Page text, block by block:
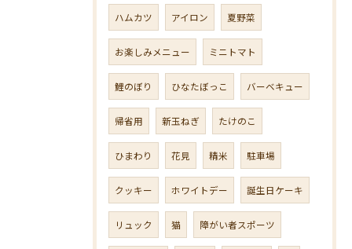
ハムカツ アイロン 夏野菜
お楽しみメニュー ミニトマト
鯉のぼり ひなたぼっこ バーベキュー
帰省用 新玉ねぎ たけのこ
ひまわり 花見 精米 駐車場
クッキー ホワイトデー 誕生日ケーキ
リュック 猫 障がい者スポーツ